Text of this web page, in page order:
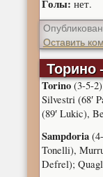
Голы: нет.
Оставить
Torino(3-5-
Silvestri (68′
(89′ Lukic),
Sampdoria(4-
Tonelli),
Defrel);